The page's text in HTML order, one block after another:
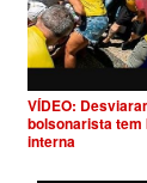
VÍDEO:
bolsonarista tem
interna